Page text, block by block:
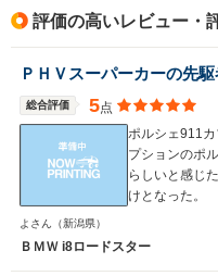
評価の高いレビュー・
ＰＨＶスーパーカーの先
総合評価 5点
ポルシェ911
プションのポ
らしいと感じ
けとなった。
よさん （新潟県）
ＢＭＷ i8ロードスター